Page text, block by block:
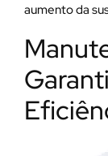
aumento da